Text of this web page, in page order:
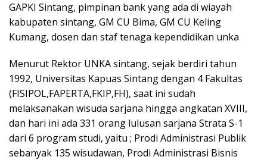
GAPKI Sintang, pimpinan bank yang ada di wiayah
kabupaten sintang, GM CU Bima, GM CU Keling
Kumang, dosen dan staf tenaga kependidikan unka
Menurut Rektor UNKA sintang, sejak berdiri tahun
1992, Universitas Kapuas Sintang dengan 4 Fakultas
(FISIPOL,FAPERTA,FKIP,FH), saat ini sudah
melaksanakan wisuda sarjana hingga angkatan XVIII,
dan hari ini ada 331 orang lulusan sarjana Strata S-1
dari 6 program studi, yaitu ; Prodi Administrasi Publik
sebanyak 135 wisudawan, Prodi Administrasi Bisnis